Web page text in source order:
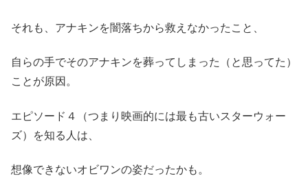
それも、アナキンを闇落ちから救えなかったこと、
自らの手でそのアナキンを葬ってしまった（と思ってた）
ことが原因。
エピソード４（つまり映画的には最も古いスターウォー
ズ）を知る人は、
想像できないオビワンの姿だったかも。